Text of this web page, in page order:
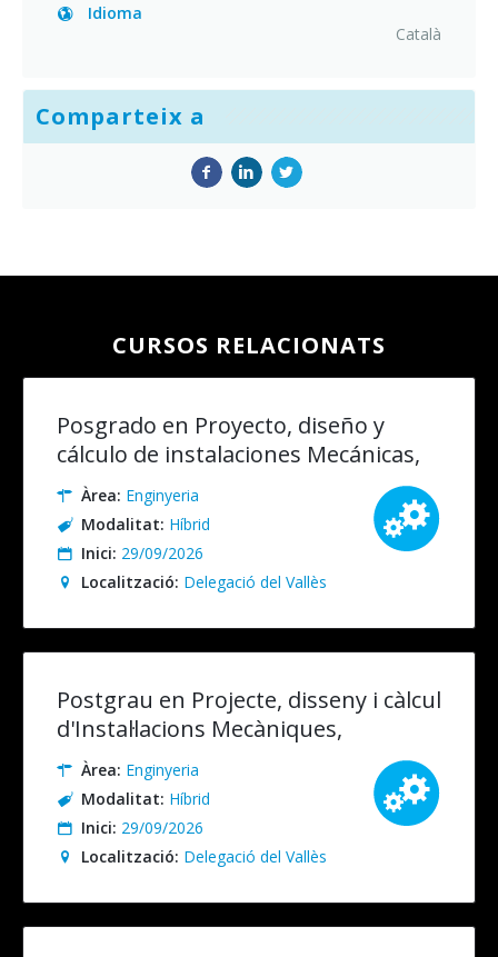
Idioma
Català
Comparteix a
CURSOS RELACIONATS
Posgrado en Proyecto, diseño y
cálculo de instalaciones Mecánicas,
Eléctricas y Especiales. Presencial
(recomendable)/Online
Àrea: Enginyeria
Modalitat: Híbrid
Inici: 29/09/2026
Localització: Delegació del Vallès
Postgrau en Projecte, disseny i càlcul
d'Instal·lacions Mecàniques,
Elèctriques i Especials. Presencial
(recomanable) / Online
Àrea: Enginyeria
Modalitat: Híbrid
Inici: 29/09/2026
Localització: Delegació del Vallès